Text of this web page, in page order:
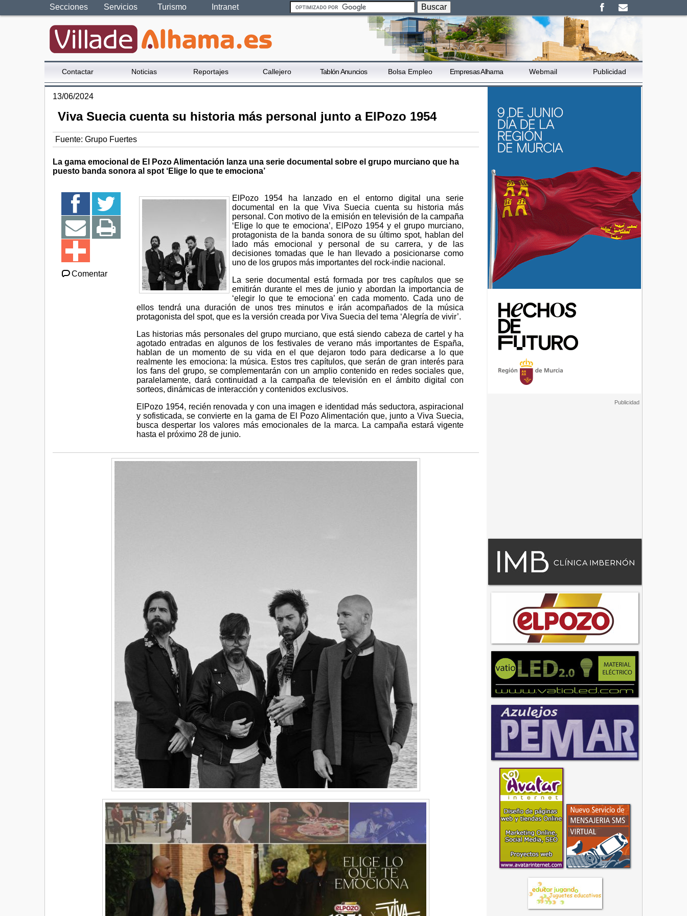
Secciones Servicios Turismo Intranet
Contactar Noticias Reportajes Callejero Tablón Anuncios Bolsa Empleo Empresas Alhama Webmail Publicidad
13/06/2024
Viva Suecia cuenta su historia más personal junto a ElPozo 1954
Fuente: Grupo Fuertes
La gama emocional de El Pozo Alimentación lanza una serie documental sobre el grupo murciano que ha
puesto banda sonora al spot ‘Elige lo que te emociona’
Comentar
ElPozo 1954 ha lanzado en el entorno digital una serie
documental en la que Viva Suecia cuenta su historia más
personal. Con motivo de la emisión en televisión de la campaña
‘Elige lo que te emociona’, ElPozo 1954 y el grupo murciano,
protagonista de la banda sonora de su último spot, hablan del
lado más emocional y personal de su carrera, y de las
decisiones tomadas que le han llevado a posicionarse como
uno de los grupos más importantes del rock-indie nacional.
La serie documental está formada por tres capítulos que se
emitirán durante el mes de junio y abordan la importancia de
‘elegir lo que te emociona’ en cada momento. Cada uno de
ellos tendrá una duración de unos tres minutos e irán acompañados de la música
protagonista del spot, que es la versión creada por Viva Suecia del tema ‘Alegría de vivir’.
Las historias más personales del grupo murciano, que está siendo cabeza de cartel y ha
agotado entradas en algunos de los festivales de verano más importantes de España,
hablan de un momento de su vida en el que dejaron todo para dedicarse a lo que
realmente les emociona: la música. Estos tres capítulos, que serán de gran interés para
los fans del grupo, se complementarán con un amplio contenido en redes sociales que,
paralelamente, dará continuidad a la campaña de televisión en el ámbito digital con
sorteos, dinámicas de interacción y contenidos exclusivos.
ElPozo 1954, recién renovada y con una imagen e identidad más seductora, aspiracional
y sofisticada, se convierte en la gama de El Pozo Alimentación que, junto a Viva Suecia,
busca despertar los valores más emocionales de la marca. La campaña estará vigente
hasta el próximo 28 de junio.